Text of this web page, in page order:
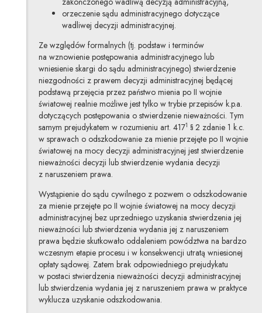
orzeczenie sądu administracyjnego dotyczące
wadliwej decyzji administracyjnej.
Ze względów formalnych (tj. podstaw i terminów
na wznowienie postępowania administracyjnego lub
wniesienie skargi do sądu administracyjnego) stwierdzenie
niezgodności z prawem decyzji administracyjnej będącej
podstawą przejęcia przez państwo mienia po II wojnie
światowej realnie możliwe jest tylko w trybie przepisów k.p.a.
dotyczących postępowania o stwierdzenie nieważności. Tym
samym prejudykatem w rozumieniu art. 4171 § 2 zdanie 1 k.c.
w sprawach o odszkodowanie za mienie przejęte po II wojnie
światowej na mocy decyzji administracyjnej jest stwierdzenie
nieważności decyzji lub stwierdzenie wydania decyzji
z naruszeniem prawa.
Wystąpienie do sądu cywilnego z pozwem o odszkodowanie
za mienie przejęte po II wojnie światowej na mocy decyzji
administracyjnej bez uprzedniego uzyskania stwierdzenia jej
nieważności lub stwierdzenia wydania jej z naruszeniem
prawa będzie skutkowało oddaleniem powództwa na bardzo
wczesnym etapie procesu i w konsekwencji utratą wniesionej
opłaty sądowej. Zatem brak odpowiedniego prejudykatu
w postaci stwierdzenia nieważności decyzji administracyjnej
lub stwierdzenia wydania jej z naruszeniem prawa w praktyce
wyklucza uzyskanie odszkodowania.